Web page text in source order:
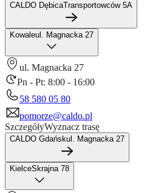
CALDO DębicaTransportowców 5A
Kowaleul. Magnacka 27
ul. Magnacka 27
Pn - Pt: 8:00 - 16:00
58 580 05 80
pomorze@caldo.pl
SzczegółyWyznacz trasę
CALDO Gdańskul. Magnacka 27
KielceSkrajna 78